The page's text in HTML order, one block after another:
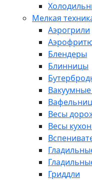
Мелкая
Аэрогрили
Блендеры
Блинницы
Весы
Весы
Гриддли